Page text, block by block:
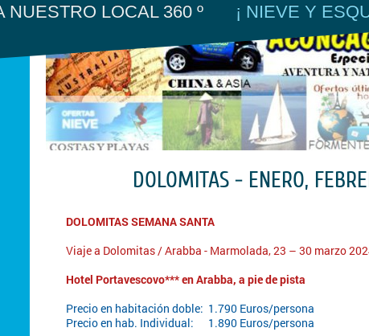
NUESTRO LOCAL 360 º ¡ NIEVE Y
DOLOMITAS - ENERO,
DOLOMITAS SEMANA SANTA
Viaje a Dolomitas / Arabba - Marmolada, 23 – 30 marzo
Hotel Portavescovo*** en Arabba, a pie de pista
Precio en habitación doble: 1.790 Euros/persona
Precio en hab. Individual: 1.890 Euros/persona